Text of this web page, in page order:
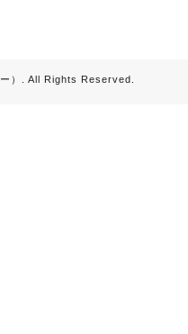
） . All Rights Reserved.